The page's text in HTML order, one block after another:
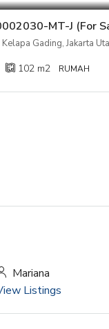
Kelapa Gading, Jakarta
102 m2 RUMAH
Mariana
Listings